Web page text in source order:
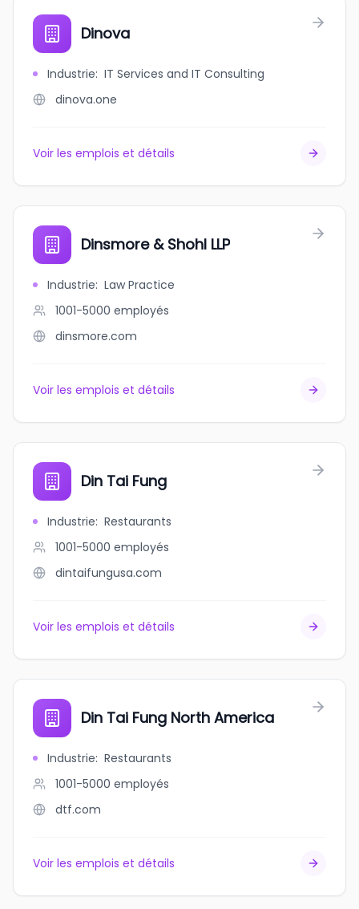
Dinova
Industrie: IT Services and IT Consulting
dinova.one
Voir les emplois et détails
Dinsmore & Shohl LLP
Industrie: Law Practice
1001-5000 employés
dinsmore.com
Voir les emplois et détails
Din Tai Fung
Industrie: Restaurants
1001-5000 employés
dintaifungusa.com
Voir les emplois et détails
Din Tai Fung North America
Industrie: Restaurants
1001-5000 employés
dtf.com
Voir les emplois et détails